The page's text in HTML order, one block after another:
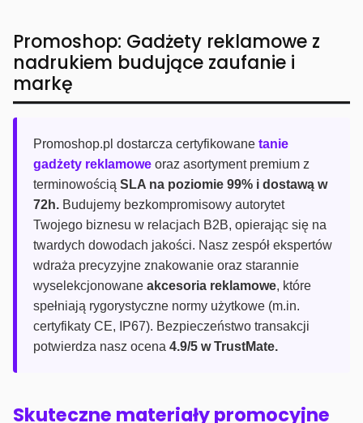
Promoshop: Gadżety reklamowe z
nadrukiem budujące zaufanie i
markę
Promoshop.pl dostarcza certyfikowane tanie
gadżety reklamowe oraz asortyment premium z
terminowością SLA na poziomie 99% i dostawą w
72h. Budujemy bezkompromisowy autorytet
Twojego biznesu w relacjach B2B, opierając się na
twardych dowodach jakości. Nasz zespół ekspertów
wdraża precyzyjne znakowanie oraz starannie
wyselekcjonowane akcesoria reklamowe, które
spełniają rygorystyczne normy użytkowe (m.in.
certyfikaty CE, IP67). Bezpieczeństwo transakcji
potwierdza nasz ocena 4.9/5 w TrustMate.
Skuteczne materiały promocyjne